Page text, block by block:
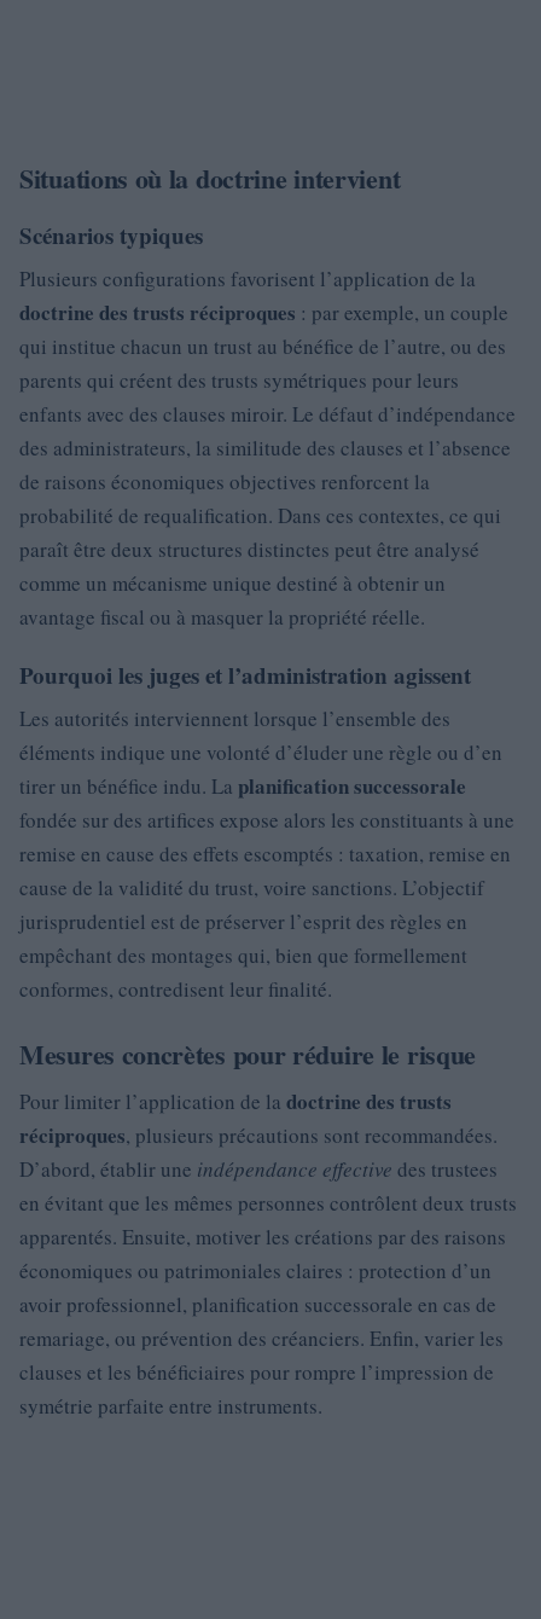
Situations où la doctrine intervient
Scénarios typiques
Plusieurs configurations favorisent l’application de la
doctrine des trusts réciproques : par exemple, un couple
qui institue chacun un trust au bénéfice de l’autre, ou des
parents qui créent des trusts symétriques pour leurs
enfants avec des clauses miroir. Le défaut d’indépendance
des administrateurs, la similitude des clauses et l’absence
de raisons économiques objectives renforcent la
probabilité de requalification. Dans ces contextes, ce qui
paraît être deux structures distinctes peut être analysé
comme un mécanisme unique destiné à obtenir un
avantage fiscal ou à masquer la propriété réelle.
Pourquoi les juges et l’administration agissent
Les autorités interviennent lorsque l’ensemble des
éléments indique une volonté d’éluder une règle ou d’en
tirer un bénéfice indu. La planification successorale
fondée sur des artifices expose alors les constituants à une
remise en cause des effets escomptés : taxation, remise en
cause de la validité du trust, voire sanctions. L’objectif
jurisprudentiel est de préserver l’esprit des règles en
empêchant des montages qui, bien que formellement
conformes, contredisent leur finalité.
Mesures concrètes pour réduire le risque
Pour limiter l’application de la doctrine des trusts
réciproques, plusieurs précautions sont recommandées.
D’abord, établir une indépendance effective des trustees
en évitant que les mêmes personnes contrôlent deux trusts
apparentés. Ensuite, motiver les créations par des raisons
économiques ou patrimoniales claires : protection d’un
avoir professionnel, planification successorale en cas de
remariage, ou prévention des créanciers. Enfin, varier les
clauses et les bénéficiaires pour rompre l’impression de
symétrie parfaite entre instruments.